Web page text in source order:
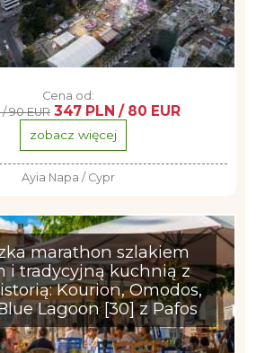
Cena od:
/ 90 EUR 347 PLN / 80 EUR
zobacz więcej
Ayia Napa / Cypr
marathon szlakiem
i tradycyjną kuchnią z
Kourion, Omodos,
Lagoon [30] z Pafos